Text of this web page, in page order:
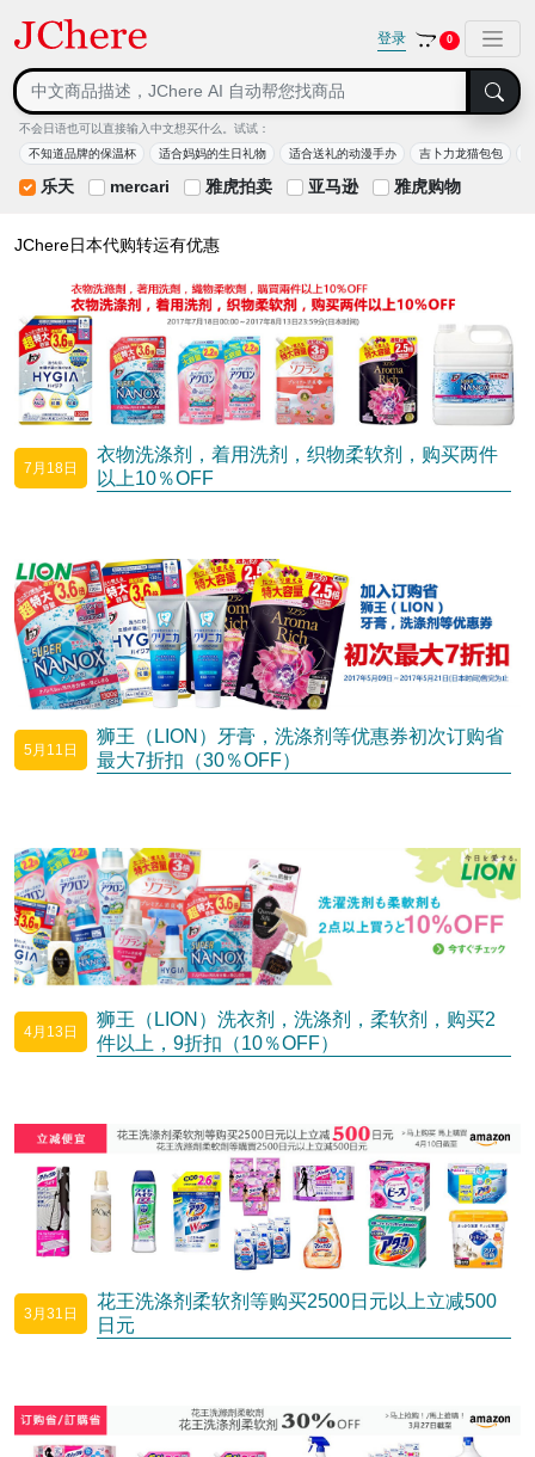
登录 0
不会日语也可以直接输入中文想买什么。试试：
不知道品牌的保温杯
适合妈妈的生日礼物 适合送礼的动漫手办 吉卜力龙猫包包
乐天 mercari 雅虎拍卖 亚马逊 雅虎购物
JChere日本代购转运有优惠
7月18日
衣物洗涤剂，着用洗剂，织物柔软剂，购买两件
以上10％OFF
5月11日
狮王（LION）牙膏，洗涤剂等优惠券初次订购省
最大7折扣（30％OFF）
4月13日
狮王（LION）洗衣剂，洗涤剂，柔软剂，购买2
件以上，9折扣（10％OFF）
3月31日
花王洗涤剂柔软剂等购买2500日元以上立减500
日元